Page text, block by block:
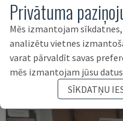
HUNDEGGER - CNC KOKA
VĀCIJA 2000
Privātuma
Mēs izmantojam
analizētu vietnes
varat pārvaldīt savas
mēs izmantojam jūsu
SĪKDATŅU